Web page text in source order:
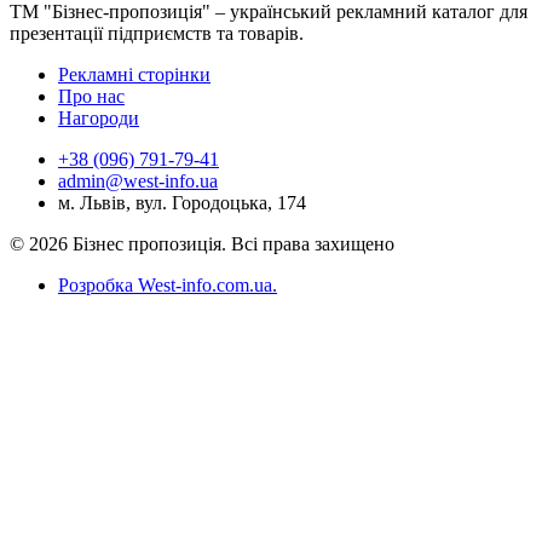
ТМ "Бізнес-пропозиція" – український рекламний каталог для
презентації підприємств та товарів.
Рекламні сторінки
Про нас
Нагороди
+38 (096) 791-79-41
admin@west-info.ua
м. Львів, вул. Городоцька, 174
© 2026 Бізнес пропозиція. Всі права захищено
Розробка West-info.com.ua.